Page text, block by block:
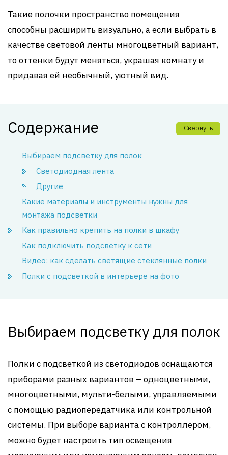
Такие полочки пространство помещения
способны расширить визуально, а если выбрать в
качестве световой ленты многоцветный вариант,
то оттенки будут меняться, украшая комнату и
придавая ей необычный, уютный вид.
Содержание Свернуть
Выбираем подсветку для полок
Светодиодная лента
Другие
Какие материалы и инструменты нужны для
монтажа подсветки
Как правильно крепить на полки в шкафу
Как подключить подсветку к сети
Видео: как сделать светящие стеклянные полки
Полки с подсветкой в интерьере на фото
Выбираем подсветку для полок
Полки с подсветкой из светодиодов оснащаются
приборами разных вариантов – одноцветными,
многоцветными, мульти-белыми, управляемыми
с помощью радиопередатчика или контрольной
системы. При выборе варианта с контроллером,
можно будет настроить тип освещения